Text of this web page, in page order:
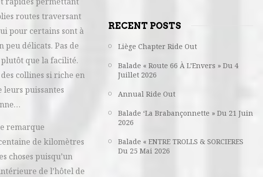
routes traversant
pour certains sont à
peu délicats. Pas de
plutôt que la facilité.
collines si riche en
leurs puissantes
remarque
de kilomètres
choses puisqu’un
de l’hôtel de
RECENT POSTS
Liège Chapter Ride Out
Balade « Route 66 À L’Envers » Du 4
Juillet 2026
Annual Ride Out
Balade ‘La Brabançonnette » Du 21 Juin
2026
Balade « ENTRE TROLLS & SORCIERES
Du 25 Mai 2026